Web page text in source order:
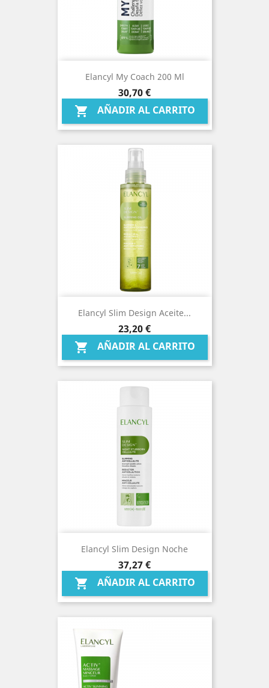
Elancyl My Coach 200 Ml
Precio
30,70 €
 AÑADIR AL CARRITO
Elancyl Slim Design Aceite...
Precio
23,20 €
 AÑADIR AL CARRITO
Elancyl Slim Design Noche
Precio
37,27 €
 AÑADIR AL CARRITO